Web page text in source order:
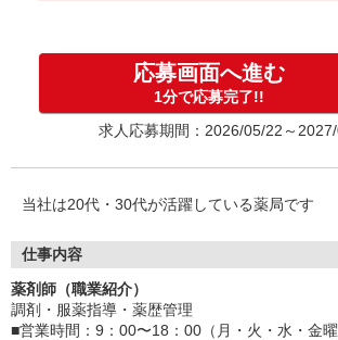
応募画面へ進む
1分で応募完了!!
求人応募期間：2026/05/22～
当社は20代・30代が活躍している薬局です
仕事内容
薬剤師（職業紹介）
調剤・服薬指導・薬歴管理
■営業時間：9：00〜18：00（月・火・水・金